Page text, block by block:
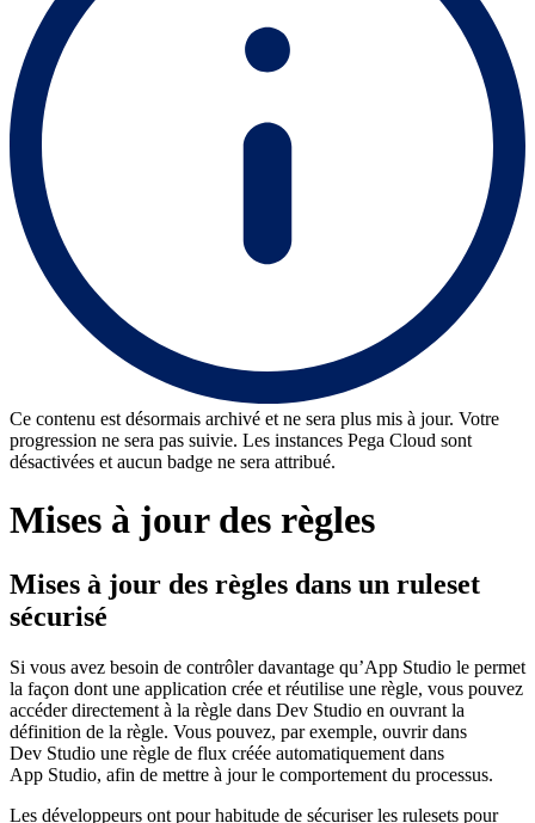
Ce contenu est désormais archivé et ne sera plus mis à jour. Votre
progression ne sera pas suivie. Les instances Pega Cloud sont
désactivées et aucun badge ne sera attribué.
Mises à jour des règles
Mises à jour des règles dans un ruleset
sécurisé
Si vous avez besoin de contrôler davantage qu’App Studio le permet
la façon dont une application crée et réutilise une règle, vous pouvez
accéder directement à la règle dans Dev Studio en ouvrant la
définition de la règle. Vous pouvez, par exemple, ouvrir dans
Dev Studio une règle de flux créée automatiquement dans
App Studio, afin de mettre à jour le comportement du processus.
Les développeurs ont pour habitude de sécuriser les rulesets pour